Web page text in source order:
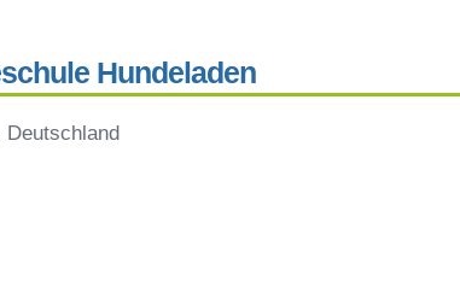
Hundeladen
Deutschland